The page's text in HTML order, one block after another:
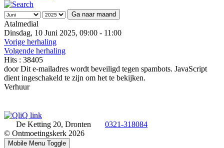
Ga naar maand
Atalmedial
Dinsdag, 10 Juni 2025, 09:00 - 11:00
Vorige herhaling
Volgende herhaling
Hits : 38405
doorDit e-mailadres wordt beveiligd tegen spambots. JavaScript
dient ingeschakeld te zijn om het te bekijken.
Verhuur
De Ketting 20, Dronten
0321-318084
© Ontmoetingskerk 2026
Mobile Menu Toggle